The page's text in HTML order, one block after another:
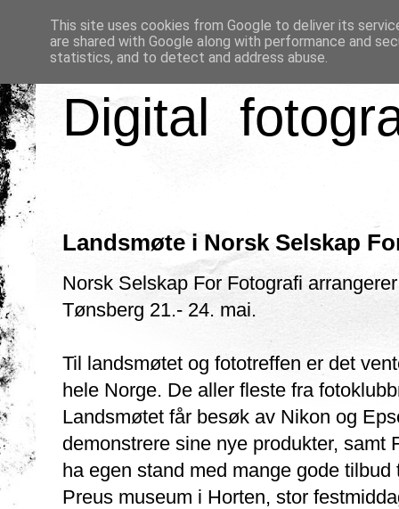
Digital
Landsmøte i Norsk Selskap
Norsk Selskap For Fotografi
Tønsberg 21.- 24. mai.
Til landsmøtet og fototreffen er det
hele Norge. De aller fleste fra
Landsmøtet får besøk av Nikon og
demonstrere sine nye produkter, samt
ha egen stand med mange gode
Preus museum i Horten, stor
This site uses cookies from Google to deliver its
are shared with Google along with performance and
statistics, and to detect and address abuse.